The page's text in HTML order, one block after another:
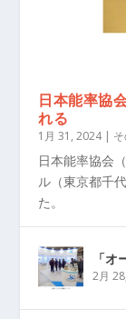
日本能率協
れる
1月 31, 2024|
日本能率協会
ル（東京都千
た。
「
2月